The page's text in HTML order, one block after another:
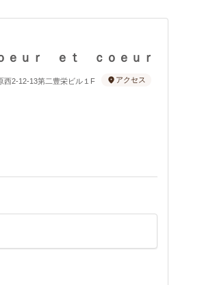
ｅｕｒ ｅｔ ｃｏｅｕｒ
西2-12-13第二豊栄ビル１F アクセス